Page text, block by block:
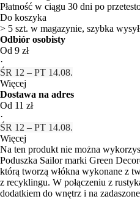
Płatność w ciągu 30 dni po
Do koszyka
> 5 szt. w magazynie, szybka
Odbiór osobisty
Od 9 zł
·
ŚR 12 – PT 14.08.
Więcej
Dostawa na adres
Od 11 zł
·
ŚR 12 – PT 14.08.
Więcej
Na ten produkt nie można
Poduszka Sailor marki Green
którą tworzą włókna wykonane z
z recyklingu. W połączeniu z
dodatkiem do wnętrz i na